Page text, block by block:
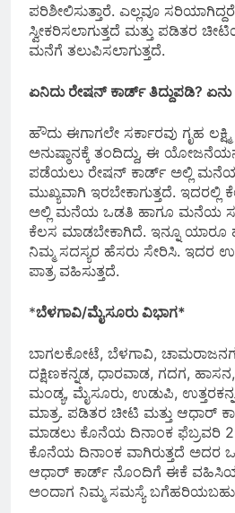
ಪರಿಶೀಲಿಸುತ್ತಾರೆ. ಎಲ್ಲವೂ
ಸ್ವೀಕರಿಸಲಾಗುತ್ತದೆ ಮತ್ತು ಪಡಿತರ
ಮನೆಗೆ ತಲುಪಿಸಲಾಗುತ್ತದೆ.
ಏನಿದು ರೇಷನ್ ಕಾರ್ಡ್ ತಿದ್ದುಪಡಿ?
ಹೌದು ಈಗಾಗಲೇ ಸರ್ಕಾರವು ಗೃಹ
ಅನುಷ್ಠಾನಕ್ಕೆ ತಂದಿದ್ದು, ಈ
ಪಡೆಯಲು ರೇಷನ್ ಕಾರ್ಡ್ ಅಲ್ಲಿ
ಮುಖ್ಯವಾಗಿ ಇರಬೇಕಾಗುತ್ತದೆ.
ಅಲ್ಲಿ ಮನೆಯ ಒಡತಿ ಹಾಗೂ ಮನೆಯ
ಕೆಲಸ ಮಾಡಬೇಕಾಗಿದೆ. ಇನ್ನೂ ಯಾರೂ
ನಿಮ್ಮ ಸದಸ್ಯರ ಹೆಸರು ಸೇರಿಸಿ.
ಪಾತ್ರ ವಹಿಸುತ್ತದೆ.
*ಬೆಳಗಾವಿ/ಮೈಸೂರು ವಿಭಾಗ*
ಬಾಗಲಕೋಟೆ, ಬೆಳಗಾವಿ,
ದಕ್ಷಿಣಕನ್ನಡ, ಧಾರವಾಡ, ಗದಗ,
ಮಂಡ್ಯ, ಮೈಸೂರು, ಉಡುಪಿ,
ಮಾತ್ರ. ಪಡಿತರ ಚೀಟಿ ಮತ್ತು ಆಧಾರ್
ಮಾಡಲು ಕೊನೆಯ ದಿನಾಂಕ ಫೆಬ್ರವರಿ
ಕೊನೆಯ ದಿನಾಂಕ ವಾಗಿರುತ್ತದೆ ಅದರ
ಆಧಾರ್ ಕಾರ್ಡ್ ನೊಂದಿಗೆ ಈಕೆ
ಅಂದಾಗ ನಿಮ್ಮ ಸಮಸ್ಯೆ